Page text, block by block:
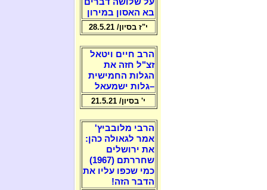
בא האסון במירון
י"ז בסיון/ 28.5.21
הרב חיים ויטאל
זצ"ל חזה את
הגלות החמישית
–גלות ישמעאל
י' בסיון/ 21.5.21
הרבי מלובביץ'
אמר לגאולה כהן:
את ירושלים
שחררתם (1967)
כמי שכפו עליו את
הדבר הזה!